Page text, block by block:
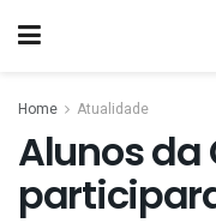
Home Atualidade
Alunos da